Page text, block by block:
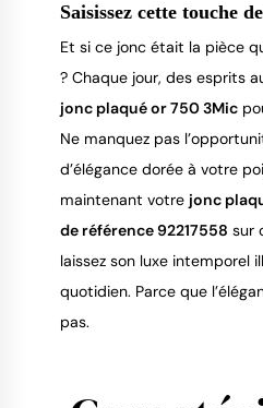
Saisissez cette touche
Et si ce jonc était la pièce
jonc plaqué or 750 3Mic
Ne manquez pas
d’élégance dorée à votre
maintenant votre jonc
de référence 92217558 sur
laissez son luxe intemporel
quotidien. Parce que
pas.